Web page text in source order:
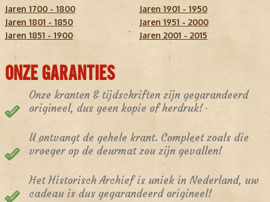
Jaren 1700 - 1800
Jaren 1801 - 1850
Jaren 1851 - 1900
Jaren 1901 - 1950
Jaren 1951 - 2000
Jaren 2001 - 2015
ONZE GARANTIES
Onze kranten & tijdschriften zijn gegarandeerd
origineel, dus geen kopie of herdruk!
U ontvangt de gehele krant. Compleet zoals die
vroeger op de deurmat zou zijn gevallen!
Het Historisch Archief is uniek in Nederland, uw
cadeau is dus gegarandeerd origineel!